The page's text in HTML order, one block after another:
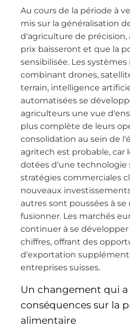
Au cours de la période à
mis sur la généralisation
d'agriculture de précision,
prix baisseront et que la
sensibilisée. Les
combinant drones,
terrain, intelligence
automatisées se
agriculteurs une vue
plus complète de leurs
consolidation au sein de
agritech est probable, car
dotées d'une technologie
stratégies commerciales
nouveaux
autres sont poussées à se
fusionner. Les marchés
continuer à se développer
chiffres, offrant des
d'exportation
entreprises suisses.
Un changement qui a
conséquences sur la
alimentaire